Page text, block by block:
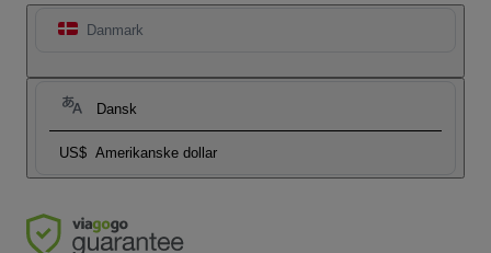
Danmark
Dansk
US$ Amerikanske dollar